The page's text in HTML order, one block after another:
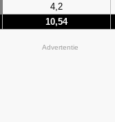
4,2
10,54
Advertentie